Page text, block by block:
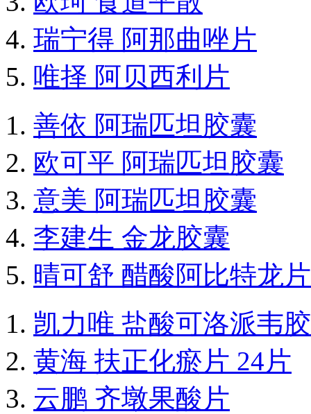
瑞宁得 阿那曲唑片
唯择 阿贝西利片
善依 阿瑞匹坦胶囊
欧可平 阿瑞匹坦胶囊
意美 阿瑞匹坦胶囊
李建生 金龙胶囊
晴可舒 醋酸阿比特龙片
凯力唯 盐酸可洛派韦
黄海 扶正化瘀片 24片
云鹏 齐墩果酸片